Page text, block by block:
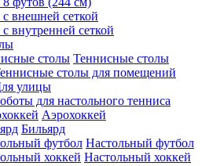
внешней сеткой
внутренней сеткой
Теннисные столы
столы для помещений
улицы
для настольного тенниса
Аэрохоккей
Бильярд
Настольный футбол
Настольный хоккей